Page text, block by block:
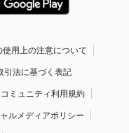
使用上の注意について
引法に基づく表記
ミュニティ利用規約
ルメディアポリシー